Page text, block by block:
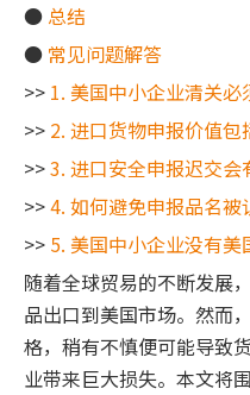
● 总结
● 常见问题解答
>> 1. 美国中小企业清关必
>> 2. 进口货物申报价值包
>>3. 进口安全申报迟交会
>>4. 如何避免申报品名被
>> 5. 美国中小企业没有美
随着全球贸易的不断发展
品出口到美国市场。然而
格，稍有不慎便可能导致
业带来巨大损失。本文将